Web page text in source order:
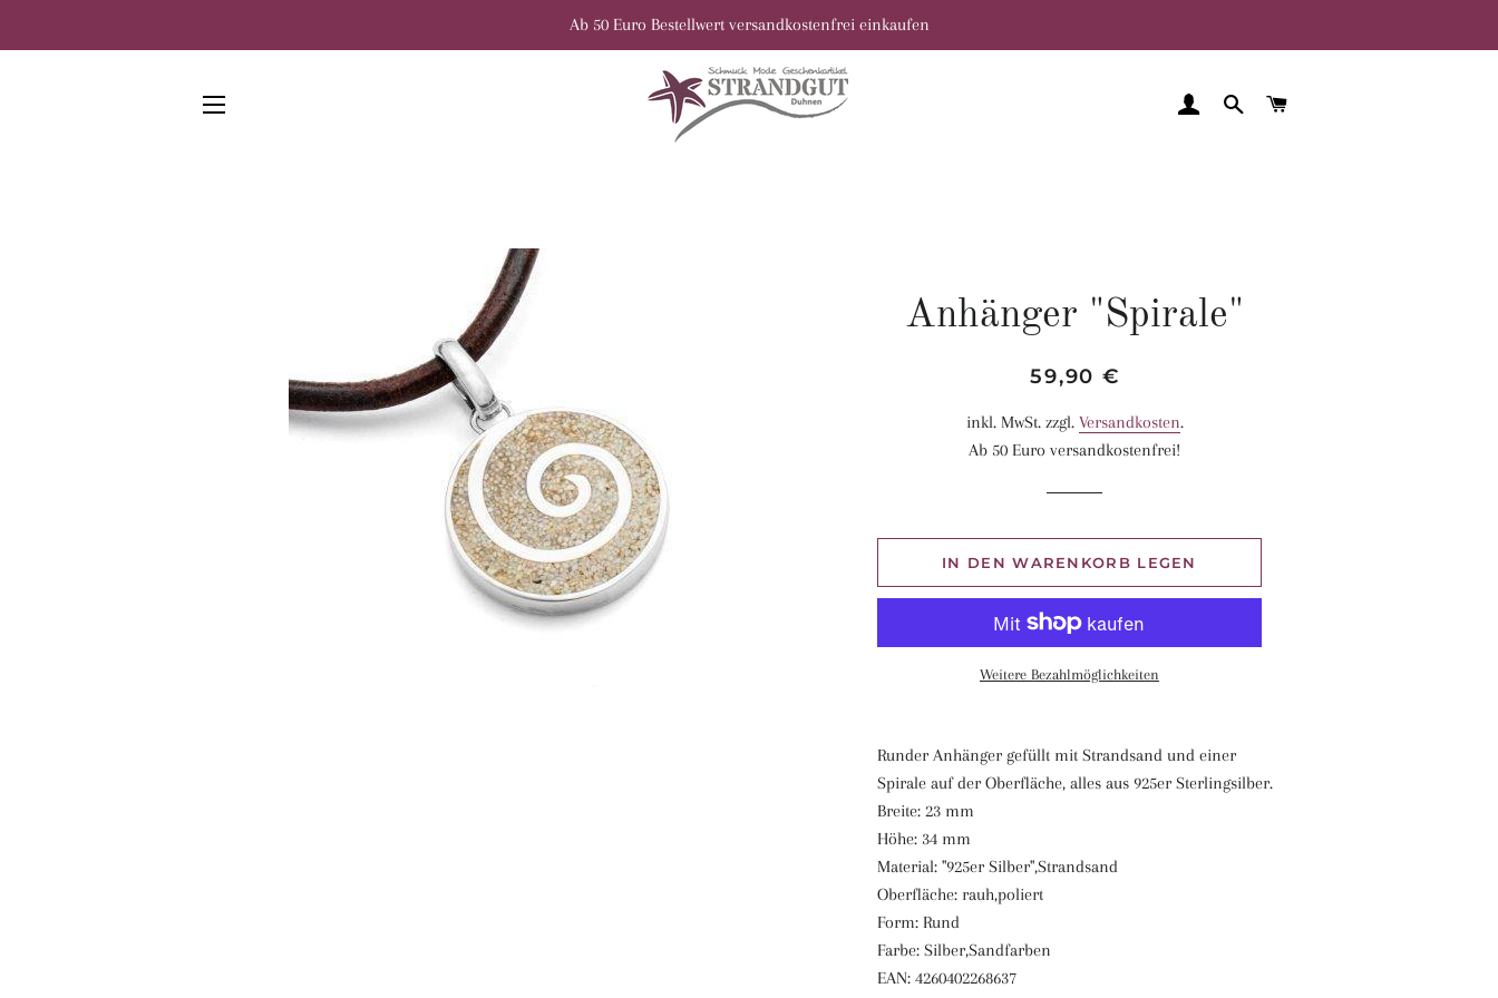
Ab 50 Euro Bestellwert versandkostenfrei einkaufen
EINLOGGEN
SUCHE
Anhänger "Spirale"
Normaler
Sonderpreis
59,90 €
inkl. MwSt. zzgl. Versandkosten.
Ab 50 Euro versandkostenfrei!
IN DEN WARENKORB LEGEN
Weitere Bezahlmöglichkeiten
Runder Anhänger gefüllt mit Strandsand und einer
Spirale auf der Oberfläche, alles aus 925er Sterlingsilber.
Breite: 23 mm
Höhe: 34 mm
Material: "925er Silber",Strandsand
Oberfläche: rauh,poliert
Form: Rund
Farbe: Silber,Sandfarben
EAN: 4260402268637